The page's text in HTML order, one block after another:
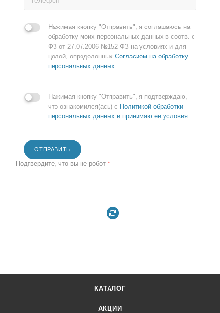
Нажимая кнопку "Отправить", я соглашаюсь на
обработку моих персональных данных в соотв. с
ФЗ от 27.07.2006 №152-ФЗ на условиях и для
целей, определенных Согласием на обработку
персональных данных
Нажимая кнопку "Отправить", я подтверждаю,
что ознакомился(ась) с Политикой обработки
персональных данных и принимаю её условия
ОТПРАВИТЬ
Подтвердите, что вы не робот *
КАТАЛОГ
АКЦИИ